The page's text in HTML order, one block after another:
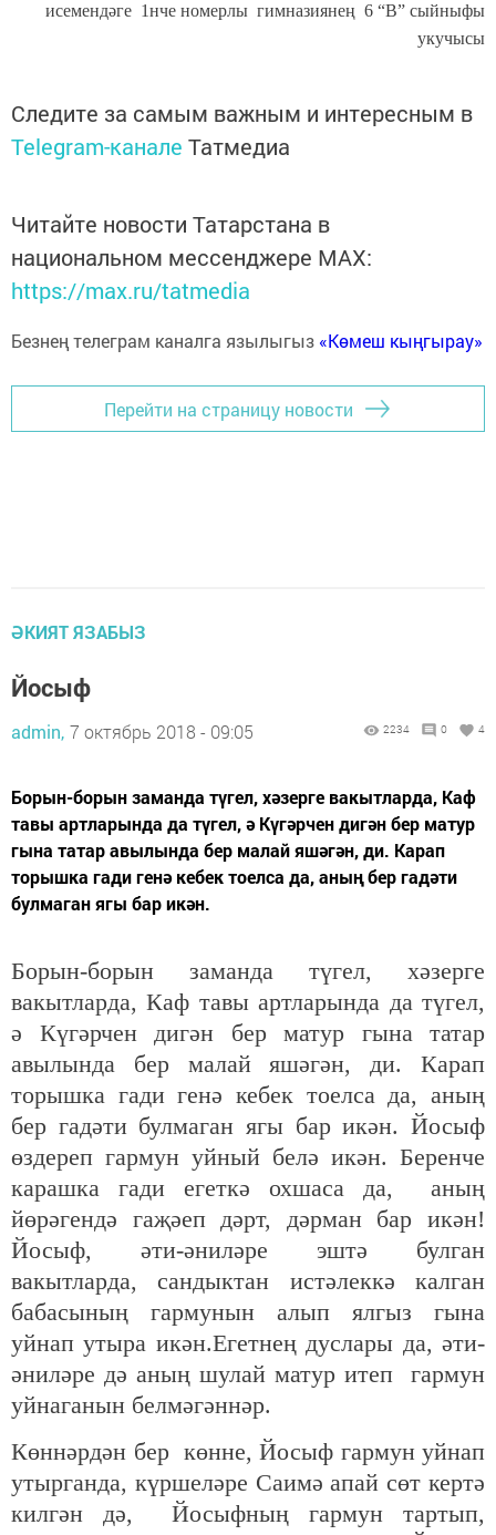
исемендәге 1нче номерлы гимназиянең 6 “В” сыйныфы
укучысы
Следите за самым важным и интересным в
Telegram-канале Татмедиа
Читайте новости Татарстана в
национальном мессенджере MАХ:
https://max.ru/tatmedia
Безнең телеграм каналга язылыгыз «Көмеш кыңгырау»
Перейти на страницу новости
ӘКИЯТ ЯЗАБЫЗ
Йосыф
admin, 7 октябрь 2018 - 09:05 2234 0 4
Борын-борын заманда түгел, хәзерге вакытларда, Каф
тавы артларында да түгел, ә Күгәрчен дигән бер матур
гына татар авылында бер малай яшәгән, ди. Карап
торышка гади генә кебек тоелса да, аның бер гадәти
булмаган ягы бар икән.
Борын-борын заманда түгел, хәзерге
вакытларда, Каф тавы артларында да түгел,
ә Күгәрчен дигән бер матур гына татар
авылында бер малай яшәгән, ди. Карап
торышка гади генә кебек тоелса да, аның
бер гадәти булмаган ягы бар икән. Йосыф
өздереп гармун уйный белә икән. Беренче
карашка гади егеткә охшаса да, аның
йөрәгендә гаҗәеп дәрт, дәрман бар икән!
Йосыф, әти-әниләре эштә булган
вакытларда, сандыктан истәлеккә калган
бабасының гармунын алып ялгыз гына
уйнап утыра икән.Егетнең дуслары да, әти-
әниләре дә аның шулай матур итеп гармун
уйнаганын белмәгәннәр.
Көннәрдән бер көнне, Йосыф гармун уйнап
утырганда, күршеләре Саимә апай сөт кертә
килгән дә, Йосыфның гармун тартып,